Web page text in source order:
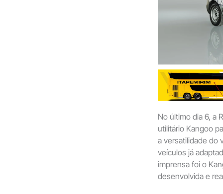
No último dia 6, a
utilitário Kangoo
a versatilidade do
veículos já
imprensa foi o
desenvolvida e